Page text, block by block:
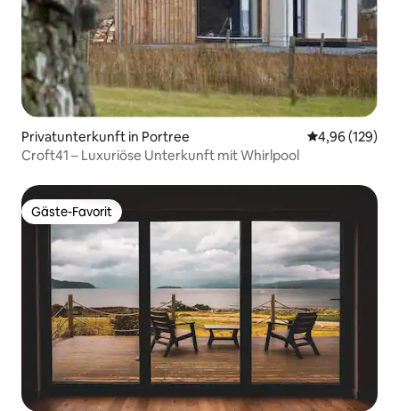
Privatunterkunft in Portree
4,96 (129)
Croft41 – Luxuriöse Unterkunft mit Whirlpool
Gäste-Favorit
Gäste-Favorit